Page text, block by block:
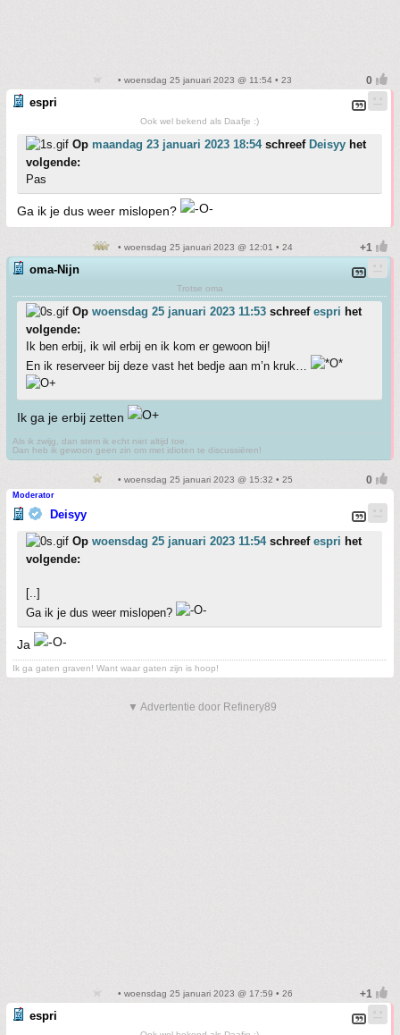
• woensdag 25 januari 2023 @ 11:54 • 23
espri
Ook wel bekend als Daafje :)
Op maandag 23 januari 2023 18:54schreef Deisyy het
volgende:
Pas
Ga ik je dus weer mislopen?
• woensdag 25 januari 2023 @ 12:01 • 24
oma-Nijn
Trotse oma
Op woensdag 25 januari 2023 11:53 schreef espri het
volgende:
Ik ben erbij, ik wil erbij en ik kom er gewoon bij!
En ik reserveer bij deze vast het bedje aan m’n kruk…
Ik ga je erbij zetten
Als ik zwijg, dan stem ik echt niet altijd toe.
Dan heb ik gewoon geen zin om met idioten te discussiëren!
• woensdag 25 januari 2023 @ 15:32 • 25
Moderator
Deisyy
Op woensdag 25 januari 2023 11:54schreef espri het
volgende:
[..]
Ga ik je dus weer mislopen?
Ja
Ik ga gaten graven! Want waar gaten zijn is hoop!
▼ Advertentie door Refinery89
• woensdag 25 januari 2023 @ 17:59 • 26
espri